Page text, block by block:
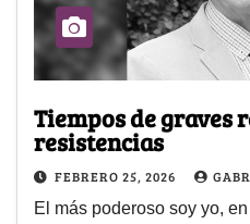
Tiempos de graves
resistencias
FEBRERO 25, 2026
El más poderoso soy yo,